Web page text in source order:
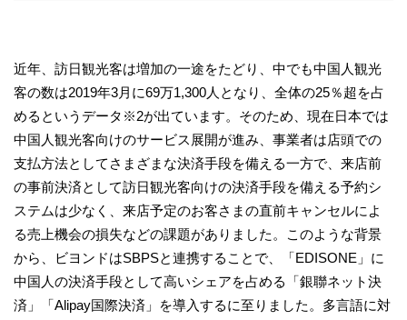
近年、訪日観光客は増加の一途をたどり、中でも中国人観光
客の数は2019年3月に69万1,300人となり、全体の25％超を占
めるというデータ※2が出ています。そのため、現在日本では
中国人観光客向けのサービス展開が進み、事業者は店頭での
支払方法としてさまざまな決済手段を備える一方で、来店前
の事前決済として訪日観光客向けの決済手段を備える予約シ
ステムは少なく、来店予定のお客さまの直前キャンセルによ
る売上機会の損失などの課題がありました。このような背景
から、ビヨンドはSBPSと連携することで、「EDISONE」に
中国人の決済手段として高いシェアを占める「銀聯ネット決
済」「Alipay国際決済」を導入するに至りました。多言語に対